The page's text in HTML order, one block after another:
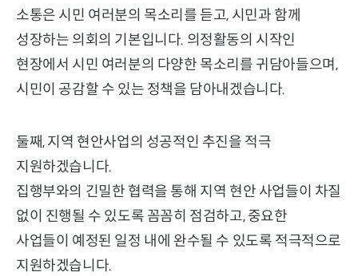
소통은 시민 여러분의 목소리를 듣고, 시민과 함께
성장하는 의회의 기본입니다. 의정활동의 시작인
현장에서 시민 여러분의 다양한 목소리를 귀담아들으며,
시민이 공감할 수 있는 정책을 담아내겠습니다.
둘째, 지역 현안사업의 성공적인 추진을 적극
지원하겠습니다.
집행부와의 긴밀한 협력을 통해 지역 현안 사업들이 차질
없이 진행될 수 있도록 꼼꼼히 점검하고, 중요한
사업들이 예정된 일정 내에 완수될 수 있도록 적극적으로
지원하겠습니다.